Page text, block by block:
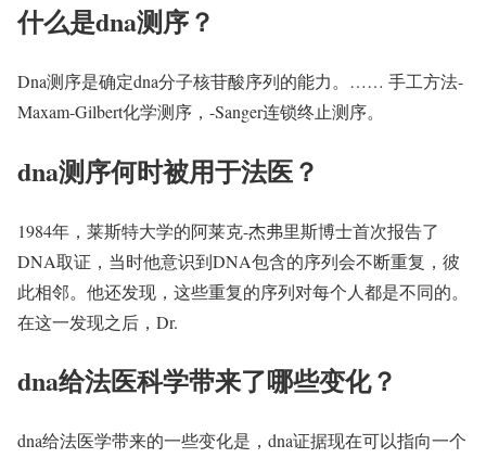
什么是dna测序？
Dna测序是确定dna分子核苷酸序列的能力。…… 手工方法-
Maxam-Gilbert化学测序，-Sanger连锁终止测序。
dna测序何时被用于法医？
1984年，莱斯特大学的阿莱克-杰弗里斯博士首次报告了
DNA取证，当时他意识到DNA包含的序列会不断重复，彼
此相邻。他还发现，这些重复的序列对每个人都是不同的。
在这一发现之后，Dr.
dna给法医科学带来了哪些变化？
dna给法医学带来的一些变化是，dna证据现在可以指向一个